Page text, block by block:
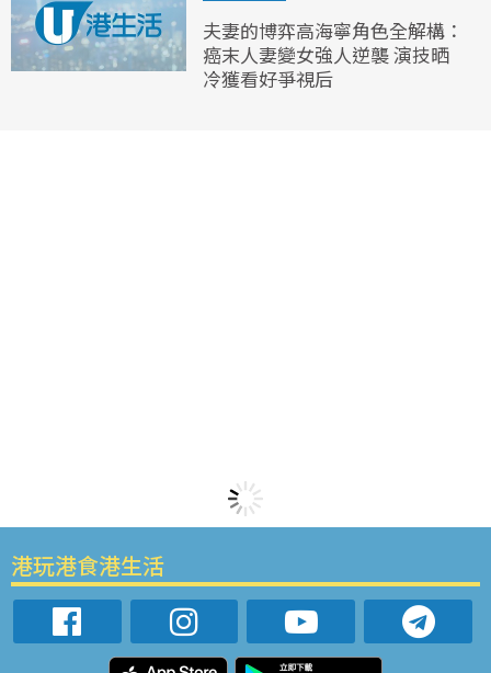
夫妻的博弈高海寧角色全解構：
癌末人妻變女強人逆襲 演技晒
冷獲看好爭視后
港玩港食港生活